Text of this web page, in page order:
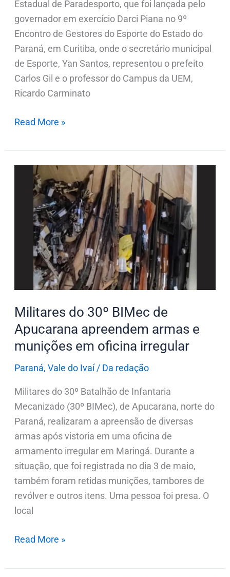
Estadual de Paradesporto, que foi lançada pelo
governador em exercício Darci Piana no 9º
Encontro de Gestores do Esporte do Estado do
Paraná, em Curitiba, onde o secretário municipal
de Esporte, Yan Santos, representou o prefeito
Carlos Gil e o professor do Campus da UEM,
Ricardo Carminato
Read More »
Militares do 30º BIMec de
Apucarana apreendem armas e
munições em oficina irregular
Paraná, Vale do Ivaí/ Da redação
Militares do 30º Batalhão de Infantaria
Mecanizado (30º BIMec), de Apucarana, norte do
Paraná, realizaram a apreensão de diversas
armas após vistoria em uma oficina de
armamento irregular em Maringá. Durante a
situação, que foi registrada no dia 3 de maio,
também foram retidas munições, tambores de
revólver e outros itens. Uma pessoa foi presa. O
local
Militares
BIMec
Apucarana
apreendem
armas
e
munições
oficina
irregular
Read More »